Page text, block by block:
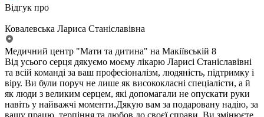
Відгук про
Ковалевська Лариса Станіславівна
Медичний центр "Мати та дитина" на Макіївській 8
Від усього серця дякуємо моєму лікарю Ларисі Станіславівні
та всій команді за ваш професіоналізм, людяність, підтримку і
віру. Ви були поруч не лише як висококласні спеціалісти, а й
як люди з великим серцем, які допомагали не опускати руки
навіть у найважчі моменти.Дякую вам за подаровану надію, за
вашу працю, терпіння та любов до своєї справи. Ви змінюєте